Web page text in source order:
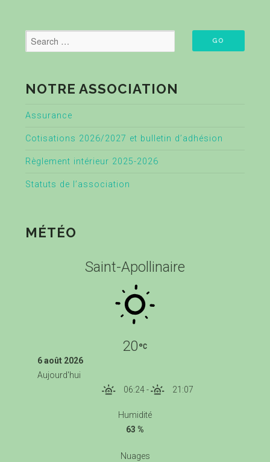
NOTRE ASSOCIATION
Assurance
Cotisations 2026/2027 et bulletin d’adhésion
Règlement intérieur 2025-2026
Statuts de l’association
MÉTÉO
Saint-Apollinaire
20
6 août 2026
Aujourd'hui
06:24- 21:07
Humidité
63 %
Nuages